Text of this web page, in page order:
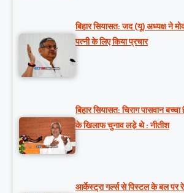
बिहार सियासत: जद (यू) अध्यक्ष ने
पत्नी के लिए किया प्रचार
बिहार सियासत: चिराग पासवान
के खिलाफ चुनाव लड़े थे : नीतीश
आर्केस्ट्रा गर्ल्स से पिस्टल के बल पर